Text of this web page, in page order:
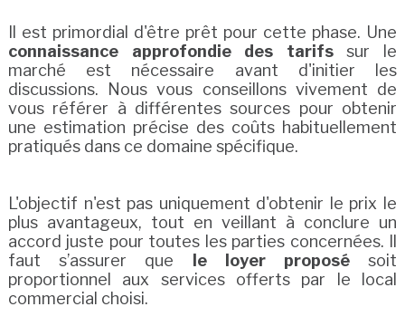
Il est primordial d'être prêt pour cette phase. Une
connaissance approfondie des tarifssur le
marché est nécessaire avant d'initier les
discussions. Nous vous conseillons vivement de
vous référer à différentes sources pour obtenir
une estimation précise des coûts habituellement
pratiqués dans ce domaine spécifique.
L'objectif n'est pas uniquement d'obtenir le prix le
plus avantageux, tout en veillant à conclure un
accord juste pour toutes les parties concernées. Il
faut s’assurer que
le loyer proposésoit
proportionnel aux services offerts par le local
commercial choisi.